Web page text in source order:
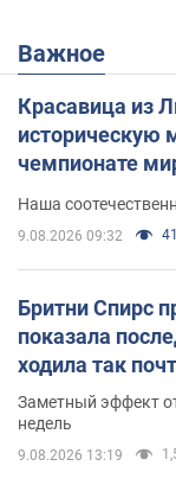
Важное
Красавица из
историческую
чемпионате
Наша
9.08.2026 09:32
Бритни Спирс
показала
ходила так
Заметный эффект
недель
9.08.2026 13:19